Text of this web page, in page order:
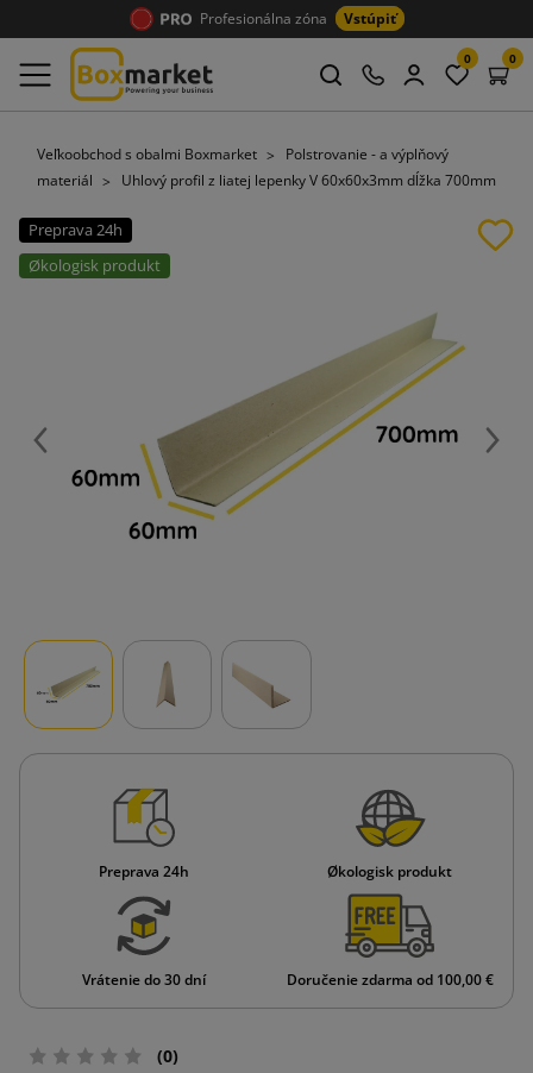
Profesionálna zóna Vstúpiť
0 0
Veľkoobchod s obalmi Boxmarket
Polstrovanie - a výplňový
materiál
Uhlový profil z liatej lepenky V 60x60x3mm dĺžka 700mm
Preprava 24h
Økologisk produkt
Späť Ďalej
Preprava 24h Økologisk produkt
Vrátenie do 30 dní Doručenie zdarma od 100,00 €
(0)